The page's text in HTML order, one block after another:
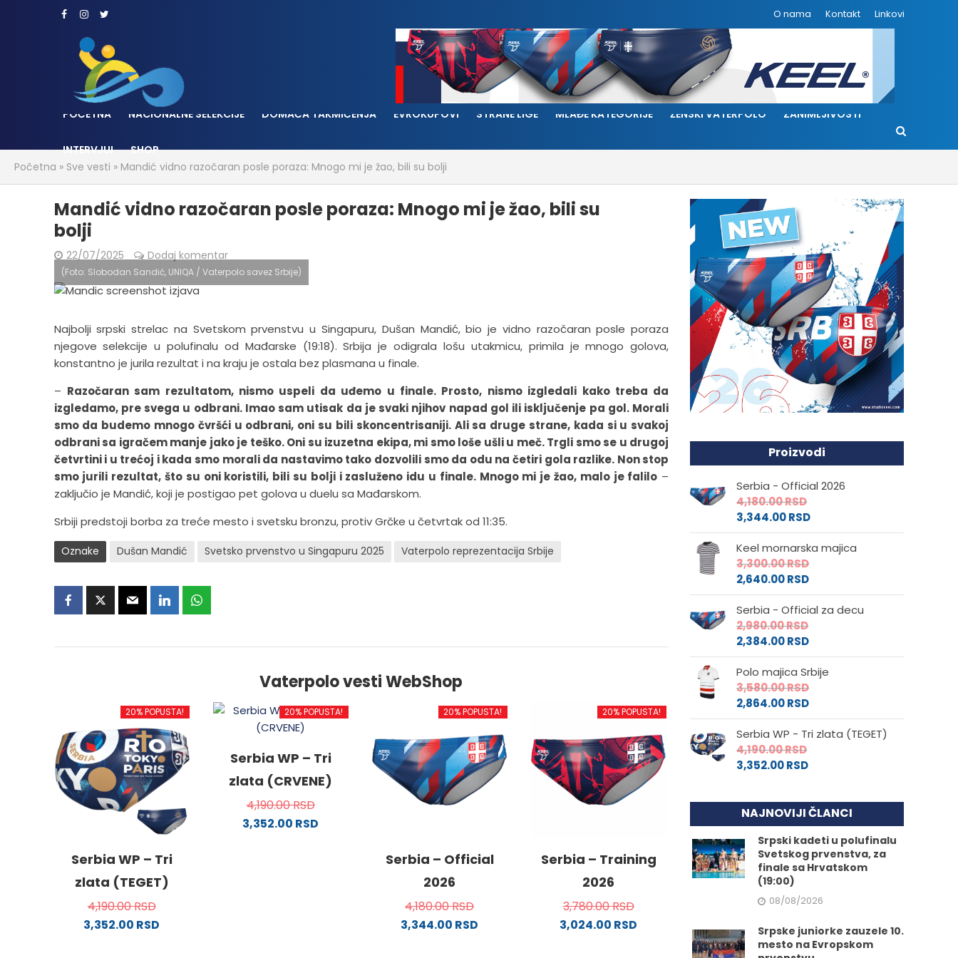
O nama Kontakt Linkovi
POČETNA NACIONALNE SELEKCIJE DOMAĆA TAKMIČENJA EVROKUPOVI STRANE LIGE MLAĐE KATEGORIJE ŽENSKI VATERPOLO ZANIMLJIVOSTI
INTERVJUI
SHOP
Početna » Sve vesti » Mandić vidno razočaran posle poraza: Mnogo mi je žao, bili su bolji
Mandić vidno razočaran posle poraza: Mnogo mi je žao, bili su
bolji
22/07/2025 Dodaj komentar
(Foto: Slobodan Sandić, UNIQA / Vaterpolo savez Srbije)
Najbolji srpski strelac na Svetskom prvenstvu u Singapuru, Dušan Mandić, bio je vidno razočaran posle poraza
njegove selekcije u polufinalu od Mađarske (19:18). Srbija je odigrala lošu utakmicu, primila je mnogo golova,
konstantno je jurila rezultat i na kraju je ostala bez plasmana u finale.
– Razočaran sam rezultatom, nismo uspeli da uđemo u finale. Prosto, nismo izgledali kako treba da
izgledamo, pre svega u odbrani. Imao sam utisak da je svaki njihov napad gol ili isključenje pa gol. Morali
smo da budemo mnogo čvršći u odbrani, oni su bili skoncentrisaniji. Ali sa druge strane, kada si u svakoj
odbrani sa igračem manje jako je teško. Oni su izuzetna ekipa, mi smo loše ušli u meč. Trgli smo se u drugoj
četvrtini i u trećoj i kada smo morali da nastavimo tako dozvolili smo da odu na četiri gola razlike. Non stop
smo jurili rezultat, što su oni koristili, bili su bolji i zasluženo idu u finale. Mnogo mi je žao, malo je falilo –
zaključio je Mandić, koji je postigao pet golova u duelu sa Mađarskom.
Srbiji predstoji borba za treće mesto i svetsku bronzu, protiv Grčke u četvrtak od 11:35.
Oznake Dušan Mandić Svetsko prvenstvo u Singapuru 2025 Vaterpolo reprezentacija Srbije
Vaterpolo vesti WebShop
20% POPUSTA!
Serbia WP – Tri
zlata (TEGET)
4,190.00RSD
3,352.00 RSD
20% POPUSTA!
Serbia WP – Tri
zlata (CRVENE)
4,190.00RSD
3,352.00 RSD
20% POPUSTA!
Serbia – Official
2026
4,180.00RSD
3,344.00 RSD
20% POPUSTA!
Serbia – Training
2026
3,780.00RSD
3,024.00 RSD
Proizvodi
Serbia - Official 2026
4,180.00RSD
3,344.00RSD
Keel mornarska majica
3,300.00RSD
2,640.00RSD
Serbia - Official za decu
2,980.00RSD
2,384.00RSD
Polo majica Srbije
3,580.00RSD
2,864.00RSD
Serbia WP - Tri zlata (TEGET)
4,190.00RSD
3,352.00RSD
NAJNOVIJI ČLANCI
Srpski kadeti u polufinalu
Svetskog prvenstva, za
finale sa Hrvatskom
(19:00)
08/08/2026
Srpske juniorke zauzele 10.
mesto na Evropskom